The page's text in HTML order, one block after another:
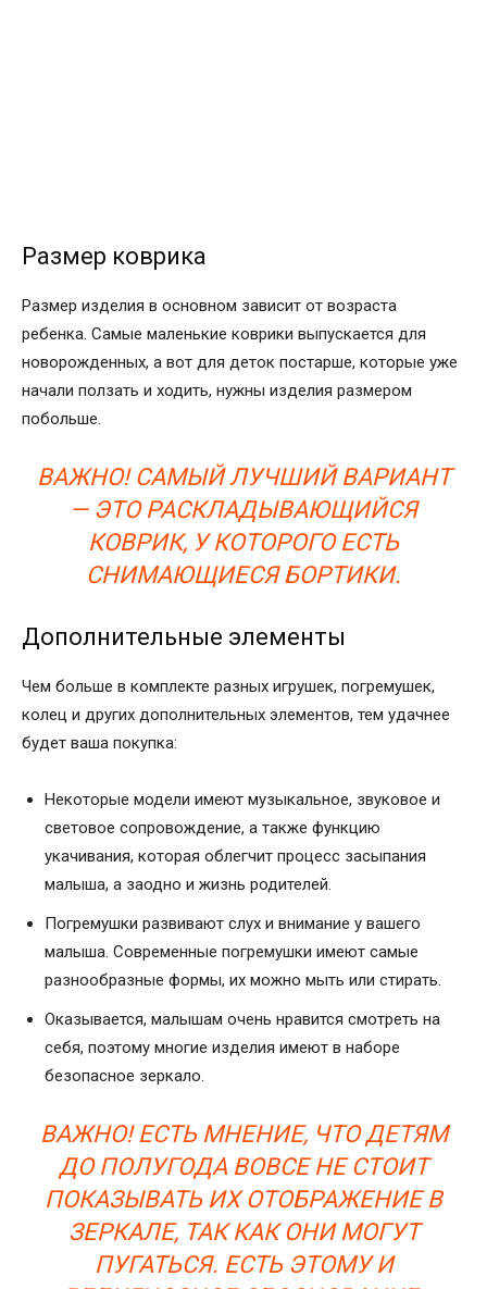
Размер коврика
Размер изделия в основном зависит от возраста
ребенка. Самые маленькие коврики выпускается для
новорожденных, а вот для деток постарше, которые уже
начали ползать и ходить, нужны изделия размером
побольше.
ВАЖНО! САМЫЙ ЛУЧШИЙ ВАРИАНТ
— ЭТО РАСКЛАДЫВАЮЩИЙСЯ
КОВРИК, У КОТОРОГО ЕСТЬ
СНИМАЮЩИЕСЯ БОРТИКИ.
Дополнительные элементы
Чем больше в комплекте разных игрушек, погремушек,
колец и других дополнительных элементов, тем удачнее
будет ваша покупка:
Некоторые модели имеют музыкальное, звуковое и
световое сопровождение, а также функцию
укачивания, которая облегчит процесс засыпания
малыша, а заодно и жизнь родителей.
Погремушки развивают слух и внимание у вашего
малыша. Современные погремушки имеют самые
разнообразные формы, их можно мыть или стирать.
Оказывается, малышам очень нравится смотреть на
себя, поэтому многие изделия имеют в наборе
безопасное зеркало.
ВАЖНО! ЕСТЬ МНЕНИЕ, ЧТО ДЕТЯМ
ДО ПОЛУГОДА ВОВСЕ НЕ СТОИТ
ПОКАЗЫВАТЬ ИХ ОТОБРАЖЕНИЕ В
ЗЕРКАЛЕ, ТАК КАК ОНИ МОГУТ
ПУГАТЬСЯ. ЕСТЬ ЭТОМУ И